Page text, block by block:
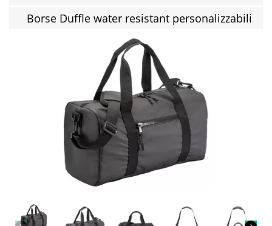
Borse Duffle water resistant personalizzabili